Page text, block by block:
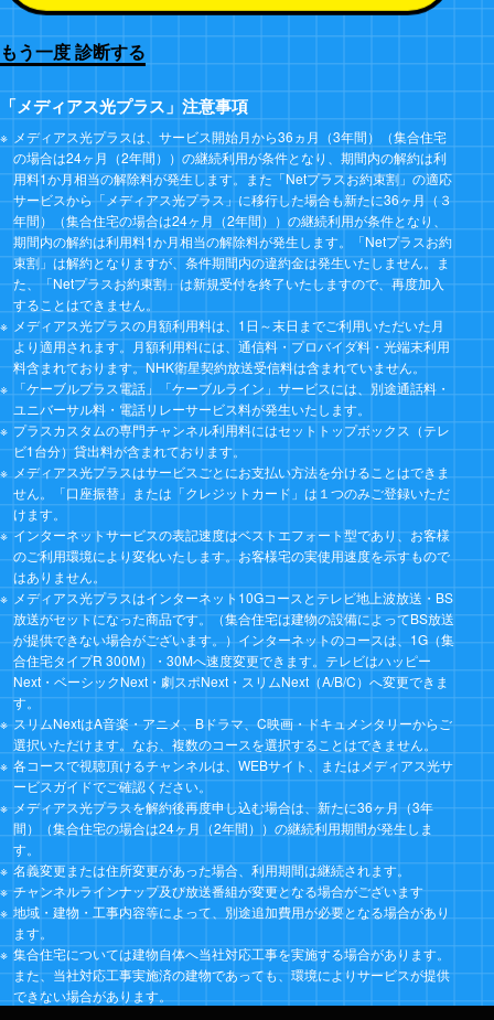
もう一度 診断する
「メディアス光プラス」注意事項
メディアス光プラスは、サービス開始月から36ヵ月（3年間）（集合住宅
の場合は24ヶ月（2年間））の継続利用が条件となり、期間内の解約は利
用料1か月相当の解除料が発生します。また「Netプラスお約束割」の適応
サービスから「メディアス光プラス」に移行した場合も新たに36ヶ月（３
年間）（集合住宅の場合は24ヶ月（2年間））の継続利用が条件となり、
期間内の解約は利用料1か月相当の解除料が発生します。「Netプラスお約
束割」は解約となりますが、条件期間内の違約金は発生いたしません。ま
た、「Netプラスお約束割」は新規受付を終了いたしますので、再度加入
することはできません。
メディアス光プラスの月額利用料は、1日～末日までご利用いただいた月
より適用されます。月額利用料には、通信料・プロバイダ料・光端末利用
料含まれております。NHK衛星契約放送受信料は含まれていません。
「ケーブルプラス電話」「ケーブルライン」サービスには、別途通話料・
ユニバーサル料・電話リレーサービス料が発生いたします。
プラスカスタムの専門チャンネル利用料にはセットトップボックス（テレ
ビ1台分）貸出料が含まれております。
メディアス光プラスはサービスごとにお支払い方法を分けることはできま
せん。「口座振替」または「クレジットカード」は１つのみご登録いただ
けます。
インターネットサービスの表記速度はベストエフォート型であり、お客様
のご利用環境により変化いたします。お客様宅の実使用速度を示すもので
はありません。
メディアス光プラスはインターネット10Gコースとテレビ地上波放送・BS
放送がセットになった商品です。（集合住宅は建物の設備によってBS放送
が提供できない場合がございます。）インターネットのコースは、1G（集
合住宅タイプR 300M）・30Mへ速度変更できます。テレビはハッピー
Next・ベーシックNext・劇スポNext・スリムNext（A/B/C）へ変更できま
す。
スリムNextはA音楽・アニメ、Bドラマ、C映画・ドキュメンタリーからご
選択いただけます。なお、複数のコースを選択することはできません。
各コースで視聴頂けるチャンネルは、WEBサイト、またはメディアス光サ
ービスガイドでご確認ください。
メディアス光プラスを解約後再度申し込む場合は、新たに36ヶ月（3年
間）（集合住宅の場合は24ヶ月（2年間））の継続利用期間が発生しま
す。
名義変更または住所変更があった場合、利用期間は継続されます。
チャンネルラインナップ及び放送番組が変更となる場合がございます
地域・建物・工事内容等によって、別途追加費用が必要となる場合があり
ます。
集合住宅については建物自体へ当社対応工事を実施する場合があります。
また、当社対応工事実施済の建物であっても、環境によりサービスが提供
できない場合があります。